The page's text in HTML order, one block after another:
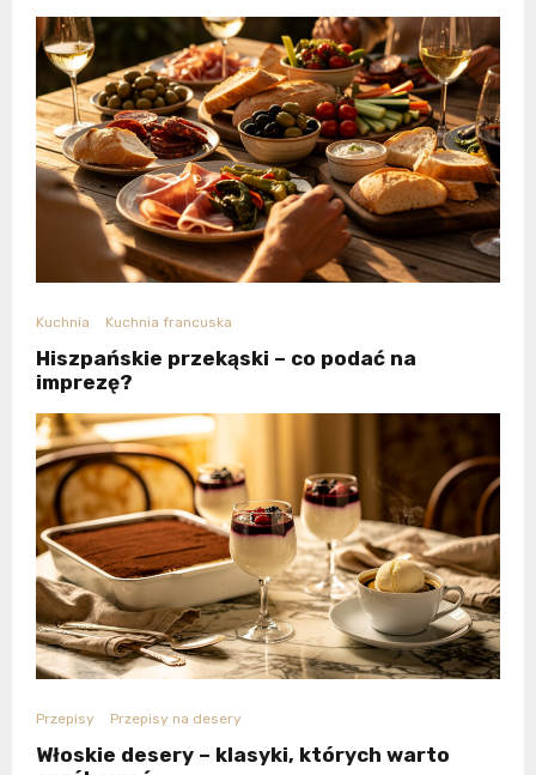
Kuchnia Kuchnia francuska
Hiszpańskie przekąski – co podać na
imprezę?
Przepisy Przepisy na desery
Włoskie desery – klasyki, których warto